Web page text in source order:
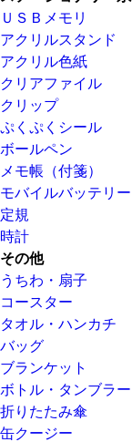
ＵＳＢメモリ
アクリルスタンド
アクリル色紙
クリアファイル
クリップ
ぷくぷくシール
ボールペン
メモ帳（付箋）
モバイルバッテリー
定規
時計
その他
うちわ・扇子
コースター
タオル・ハンカチ
バッグ
ブランケット
ボトル・タンブラー
折りたたみ傘
缶クージー